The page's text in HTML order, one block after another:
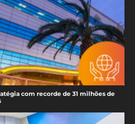
com recorde de 31 milhões de